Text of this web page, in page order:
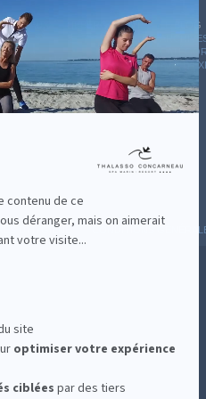
contenu de ce
déranger, mais on aimerait
votre visite...
site
optimiservotre expérience
ciblées par des tiers
CADEAUX
HÉBERGEMENT
LE BLOG
AVIS
D'HYGIÈNE CONDITIONS